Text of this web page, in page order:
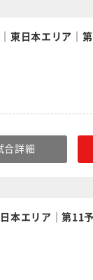
東日本エリア｜
合詳細
本エリア｜第11